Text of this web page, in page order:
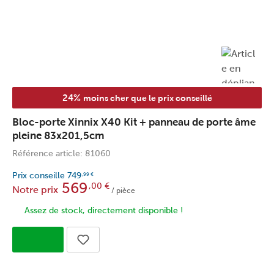
24% moins cher que le prix conseillé
Bloc-porte Xinnix X40 Kit + panneau de porte âme
pleine 83x201,5cm
Référence article: 81060
Prix conseille 749,99 €
Notre prix 569 ,00 €
/ pièce
Assez de stock, directement disponible !